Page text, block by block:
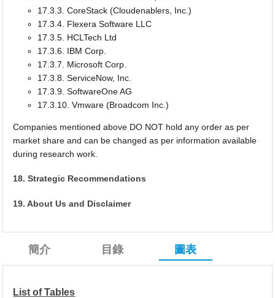
17.3.3. CoreStack (Cloudenablers, Inc.)
17.3.4. Flexera Software LLC
17.3.5. HCLTech Ltd
17.3.6. IBM Corp.
17.3.7. Microsoft Corp.
17.3.8. ServiceNow, Inc.
17.3.9. SoftwareOne AG
17.3.10. Vmware (Broadcom Inc.)
Companies mentioned above DO NOT hold any order as per
market share and can be changed as per information available
during research work.
18. Strategic Recommendations
19. About Us and Disclaimer
簡介 目錄 圖表
List of Tables